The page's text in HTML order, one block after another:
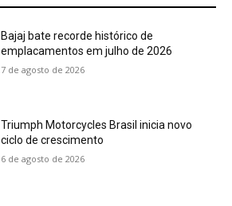
Bajaj bate recorde histórico de
emplacamentos em julho de 2026
7 de agosto de 2026
Triumph Motorcycles Brasil inicia novo
ciclo de crescimento
6 de agosto de 2026